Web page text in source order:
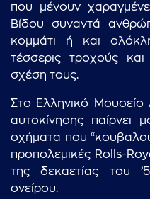
που μένουν
Βίδου συναντά
κομμάτι ή και
τέσσερις τροχούς και
σχέση τους.
Στο Ελληνικό Μουσείο
αυτοκίνησης
οχήματα που
προπολεμικές Rolls-
της δεκαετίας του
ονείρου.